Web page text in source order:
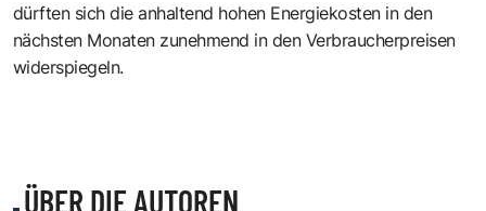
dürften sich die anhaltend hohen Energiekosten in den
nächsten Monaten zunehmend in den Verbraucherpreisen
widerspiegeln.
ÜBER DIE AUTOREN